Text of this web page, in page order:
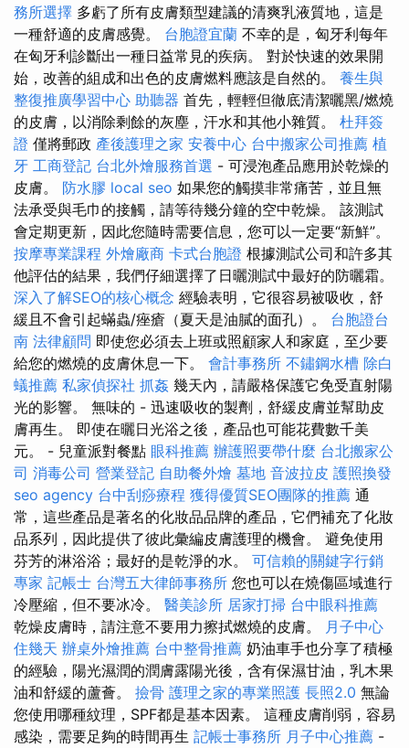
務所選擇 多虧了所有皮膚類型建議的清爽乳液質地，這是
一種舒適的皮膚感覺。 台胞證宜蘭 不幸的是，匈牙利每年
在匈牙利診斷出一種日益常見的疾病。 對於快速的效果開
始，改善的組成和出色的皮膚燃料應該是自然的。 養生與
整復推廣學習中心 助聽器 首先，輕輕但徹底清潔曬黑/燃燒
的皮膚，以消除剩餘的灰塵，汗水和其他小雜質。 杜拜簽
證 僅將郵政 產後護理之家 安養中心 台中搬家公司推薦 植
牙 工商登記 台北外燴服務首選 - 可浸泡產品應用於乾燥的
皮膚。 防水膠 local seo 如果您的觸摸非常痛苦，並且無
法承受與毛巾的接觸，請等待幾分鐘的空中乾燥。 該測試
會定期更新，因此您隨時需要信息，您可以一定要“新鮮”。
按摩專業課程 外燴廠商 卡式台胞證 根據測試公司和許多其
他評估的結果，我們仔細選擇了日曬測試中最好的防曬霜。
深入了解SEO的核心概念 經驗表明，它很容易被吸收，舒
緩且不會引起蟎蟲/痤瘡（夏天是油膩的面孔）。 台胞證台
南 法律顧問 即使您必須去上班或照顧家人和家庭，至少要
給您的燃燒的皮膚休息一下。 會計事務所 不鏽鋼水槽 除白
蟻推薦 私家偵探社 抓姦 幾天內，請嚴格保護它免受直射陽
光的影響。 無味的 - 迅速吸收的製劑，舒緩皮膚並幫助皮
膚再生。 即使在曬日光浴之後，產品也可能花費數千美
元。 - 兒童派對餐點 眼科推薦 辦護照要帶什麼 台北搬家公
司 消毒公司 營業登記 自助餐外燴 墓地 音波拉皮 護照換發
seo agency 台中刮痧療程 獲得優質SEO團隊的推薦 通
常，這些產品是著名的化妝品品牌的產品，它們補充了化妝
品系列，因此提供了彼此彙編皮膚護理的機會。 避免使用
芬芳的淋浴浴；最好的是乾淨的水。 可信賴的關鍵字行銷
專家 記帳士 台灣五大律師事務所 您也可以在燒傷區域進行
冷壓縮，但不要冰冷。 醫美診所 居家打掃 台中眼科推薦
乾燥皮膚時，請注意不要用力擦拭燃燒的皮膚。 月子中心
住幾天 辦桌外燴推薦 台中整骨推薦 奶油車手也分享了積極
的經驗，陽光濕潤的潤膚露陽光後，含有保濕甘油，乳木果
油和舒緩的蘆薈。 撿骨 護理之家的專業照護 長照2.0 無論
您使用哪種紋理，SPF都是基本因素。 這種皮膚削弱，容易
感染，需要足夠的時間再生 記帳士事務所 月子中心推薦 -